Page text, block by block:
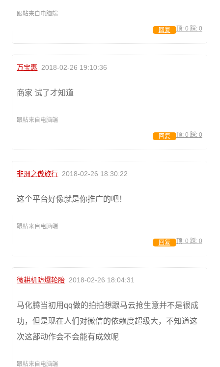
跟帖来自电脑端
顶: 0 踩: 0
回复
万宝惠 2018-02-26 19:10:36
商家 试了才知道
跟帖来自电脑端
顶: 0 踩: 0
回复
非洲之傲旅行 2018-02-26 18:30:22
这个平台好像就是你推广的吧！
跟帖来自电脑端
顶: 0 踩: 0
回复
微耕机防爆轮胎 2018-02-26 18:04:31
马化腾当初用qq做的拍拍想跟马云抢生意并不是很成
功，但是现在人们对微信的依赖度超级大，不知道这
次这部动作会不会能有成效呢
跟帖来自电脑端